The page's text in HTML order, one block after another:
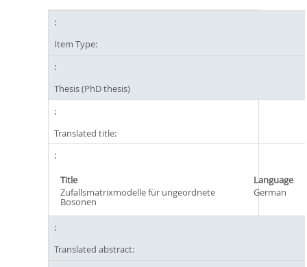
Item Type:
Thesis (PhD thesis)
Translated title:
Title
Language
Zufallsmatrixmodelle für ungeordnete
Bosonen
German
Translated abstract: